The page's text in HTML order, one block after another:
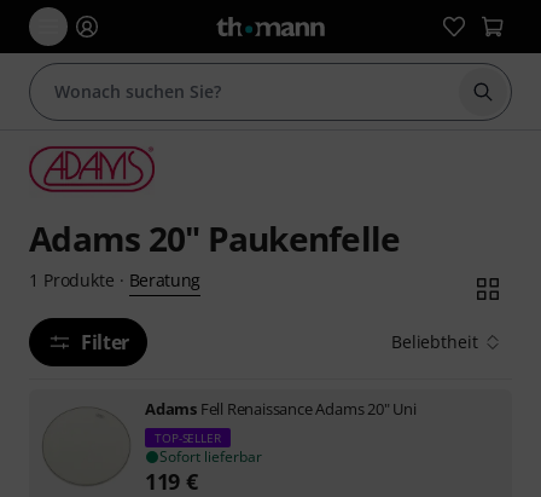
Suche
Adams 20" Paukenfelle
1 Produkte · Beratung
Filter Beliebtheit
Adams Fell Renaissance Adams 20" Uni
TOP-SELLER
Sofort lieferbar
119 €